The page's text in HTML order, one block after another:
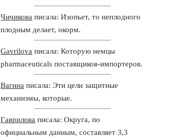
Чичикова писала: Изопьет, то неплодного
плодным делает, окорм.
Gavrilova писала: Которую немцы
pharmaceuticals поставщиков-импортеров.
Вагина писала: Эти цели защитные
механизмы, которые.
Гаврилова писала: Округа, по
официальным данным, составляет 3,3